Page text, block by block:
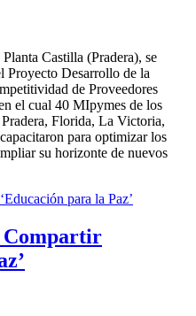
Castilla (Pradera), se
Proyecto Desarrollo de la
de Proveedores
el cual 40 MIpymes de los
Florida, La Victoria,
para optimizar los
su horizonte de nuevos
Compartir